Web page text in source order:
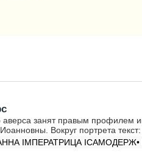
аверса занят правым профилем
Вокруг портрета текст:
IМПЕРАТРИЦА IСАМОДЕРЖ•